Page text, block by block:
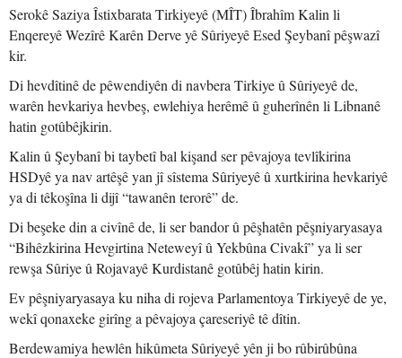
Serokê Saziya Îstixbarata Tirkiyeyê (MÎT) Îbrahîm Kalin li
Enqereyê Wezîrê Karên Derve yê Sûriyeyê Esed Şeybanî pêşwazî
kir.
Di hevdîtinê de pêwendiyên di navbera Tirkiye û Sûriyeyê de,
warên hevkariya hevbeş, ewlehiya herêmê û guherînên li Libnanê
hatin gotûbêjkirin.
Kalin û Şeybanî bi taybetî bal kişand ser pêvajoya tevlîkirina
HSDyê ya nav artêşê yan jî sîstema Sûriyeyê û xurtkirina hevkariyê
ya di têkoşîna li dijî “tawanên terorê” de.
Di beşeke din a civînê de, li ser bandor û pêşhatên pêşniyaryasaya
“Bihêzkirina Hevgirtina Neteweyî û Yekbûna Civakî” ya li ser
rewşa Sûriye û Rojavayê Kurdistanê gotûbêj hatin kirin.
Ev pêşniyaryasaya ku niha di rojeva Parlamentoya Tirkiyeyê de ye,
wekî qonaxeke girîng a pêvajoya çareseriyê tê dîtin.
Berdewamiya hewlên hikûmeta Sûriyeyê yên ji bo rûbirûbûna